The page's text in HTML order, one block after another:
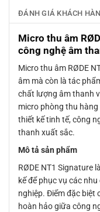
ĐÁNH GIÁ KHÁCH
Micro thu âm
công nghệ âm
Micro thu âm RØDE
âm mà còn là tác
chất lượng âm thanh
micro phòng thu
thiết kế tinh tế, công
thanh xuất sắc.
Mô tả sản phẩm
RØDE NT1 Signature
kế để phục vụ các
nghiệp. Điểm đặc biệt
hoàn hảo giữa công